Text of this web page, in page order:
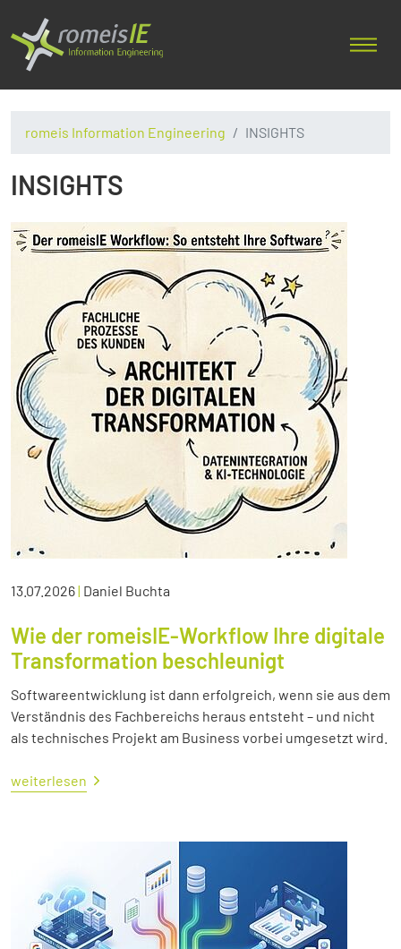
romeis Information Engineering INSIGHTS
INSIGHTS
13.07.2026| Daniel Buchta
Wie der romeisIE-Workflow Ihre digitale
Transformation beschleunigt
Softwareentwicklung ist dann erfolgreich, wenn sie aus dem
Verständnis des Fachbereichs heraus entsteht – und nicht
als technisches Projekt am Business vorbei umgesetzt wird.
weiterlesen